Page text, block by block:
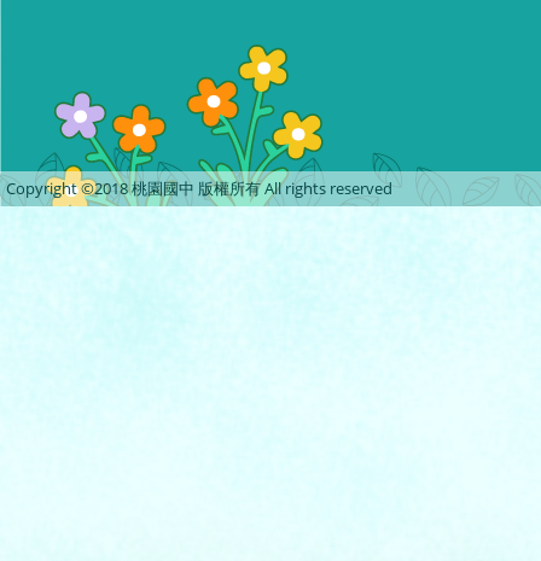
Copyright ©2018 桃園國中 版權所有 All rights reserved